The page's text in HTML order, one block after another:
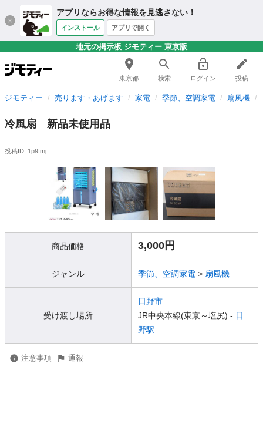
アプリならお得な情報を見逃さない！
インストール アプリで開く
地元の掲示板 ジモティー 東京版
東京都 検索 ログイン 投稿
ジモティー 売ります・あげます 家電 季節、空調家電 扇風機
冷風扇 新品未使用品
投稿ID: 1p9fmj
商品価格 3,000円
ジャンル 季節、空調家電 > 扇風機
受け渡し場所
日野市
JR中央本線(東京～塩尻) - 日
野駅
注意事項 通報